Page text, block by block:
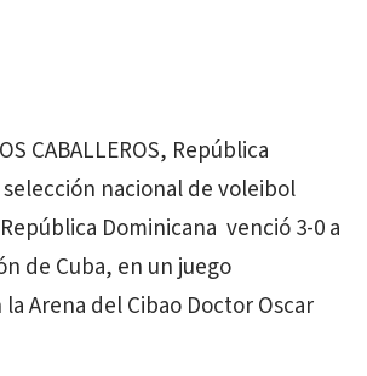
CABALLEROS, República
nacional de voleibol
Dominicana venció 3-0 a
de Cuba, en un juego
Arena del Cibao Doctor Oscar